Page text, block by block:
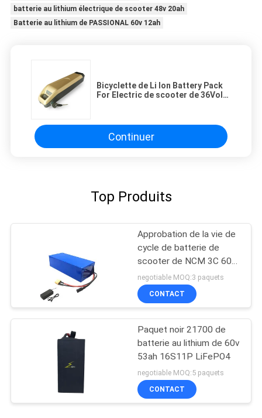
batterie au lithium électrique de scooter 48v 20ah
Batterie au lithium de PASSIONAL 60v 12ah
Bicyclette de Li Ion Battery Pack
For Electric de scooter de 36Volts
Continuer
Top Produits
Approbation de la vie de
cycle de batterie de
scooter de NCM 3C 60V
20ah longue ROHS
negotiable MOQ:3 paquets
CONTACT
Paquet noir 21700 de
batterie au lithium de 60v
53ah 16S11P LiFePO4
negotiable MOQ:5 paquets
CONTACT